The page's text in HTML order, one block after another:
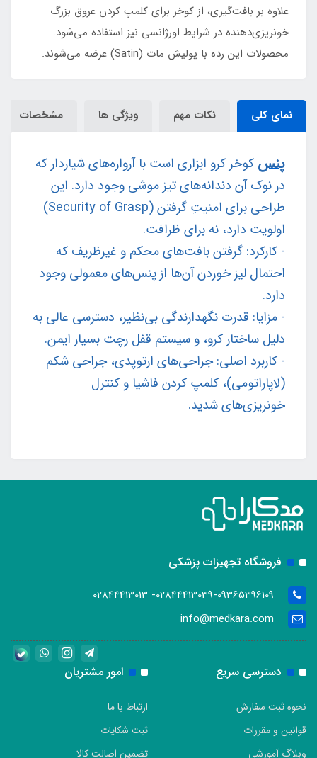
علاوه بر بافت‌گیری، از کوخر برای کلمپ کردن عروق بزرگ
خونریزی‌دهنده در شرایط اورژانسی نیز استفاده می‌شود.
محصولات این رده با پولیش مات (Satin) عرضه می‌شوند.
نمای کلی نکات مهم ویژگی ها مشخصات
پنس کوخر کرو ابزاری است با آرواره‌های شیاردار که
در نوک آن دندانه‌های تیز موشی وجود دارد. این
طراحی برای امنیتِ گرفتن (Security of Grasp)
اولویت دارد، نه برای ظرافت.
- کارکرد: گرفتن بافت‌های محکم و غیرظریف که
احتمال لیز خوردن آن‌ها از پنس‌های معمولی وجود
دارد.
- مزایا: قدرت نگهدارندگی بی‌نظیر، دسترسی عالی به
دلیل ساختار کرو، و سیستم قفل رچت بسیار ایمن.
- کاربرد اصلی: جراحی‌های ارتوپدی، جراحی شکم
(لاپاراتومی)، کلمپ کردن فاشیا و کنترل
خونریزی‌های شدید.
فروشگاه تجهیزات پزشکی
02844413039-09365396109- 02844413013
info@medkara.com
دسترسی سریع
نحوه ثبت سفارش
قوانین و مقررات
وبلاگ آموزشی
امور مشتریان
ارتباط با ما
ثبت شکایات
تضمین اصالت کالا